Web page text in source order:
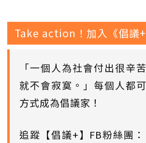
Take action！加入《倡議+
「一個人為社會付出很辛
就不會寂寞。」每個人都
方式成為倡議家！
追蹤【倡議+】FB粉絲團：